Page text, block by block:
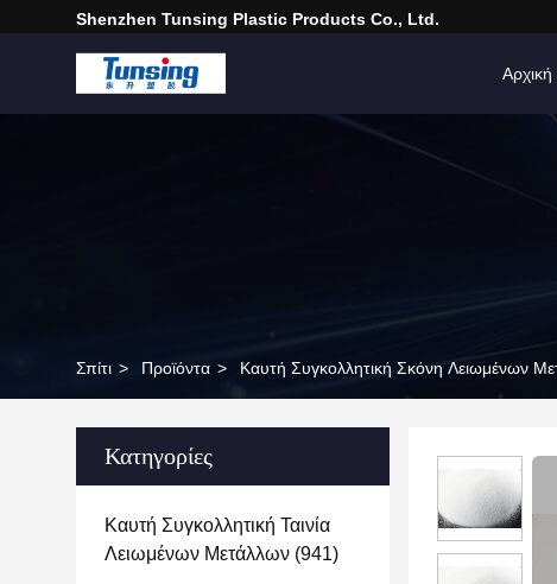
Shenzhen Tunsing Plastic Products Co., Ltd.
Αρχική
Σπίτι > Προϊόντα > Καυτή Συγκολλητική Σκόνη Λειωμένων
Κατηγορίες
Καυτή Συγκολλητική Ταινία
Λειωμένων Μετάλλων (941)